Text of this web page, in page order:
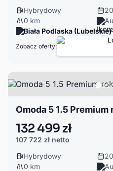
Hybrydowy
0 km
Biała Podlaska (Lubelskie)
Zobacz oferty:
Omoda 5 1.5 Premium
132 499 zł
107 722 zł netto
Hybrydowy
0 km